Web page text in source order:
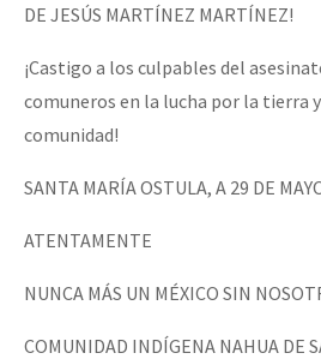
DE JESÚS MARTÍNEZ MARTÍNEZ!
¡Castigo a los culpables del
comuneros en la lucha por la tierra
comunidad!
SANTA MARÍA OSTULA, A 29 DE
ATENTAMENTE
NUNCA MÁS UN MÉXICO SIN
COMUNIDAD INDÍGENA NAHUA DE